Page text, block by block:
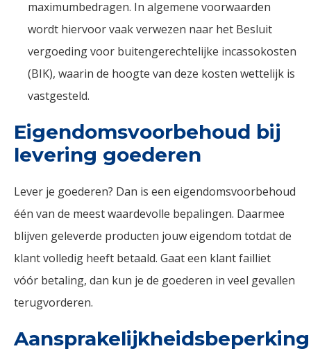
maximumbedragen. In algemene voorwaarden
wordt hiervoor vaak verwezen naar het Besluit
vergoeding voor buitengerechtelijke incassokosten
(BIK), waarin de hoogte van deze kosten wettelijk is
vastgesteld.
Eigendomsvoorbehoud bij
levering goederen
Lever je goederen? Dan is een eigendomsvoorbehoud
één van de meest waardevolle bepalingen. Daarmee
blijven geleverde producten jouw eigendom totdat de
klant volledig heeft betaald. Gaat een klant failliet
vóór betaling, dan kun je de goederen in veel gevallen
terugvorderen.
Aansprakelijkheidsbeperking